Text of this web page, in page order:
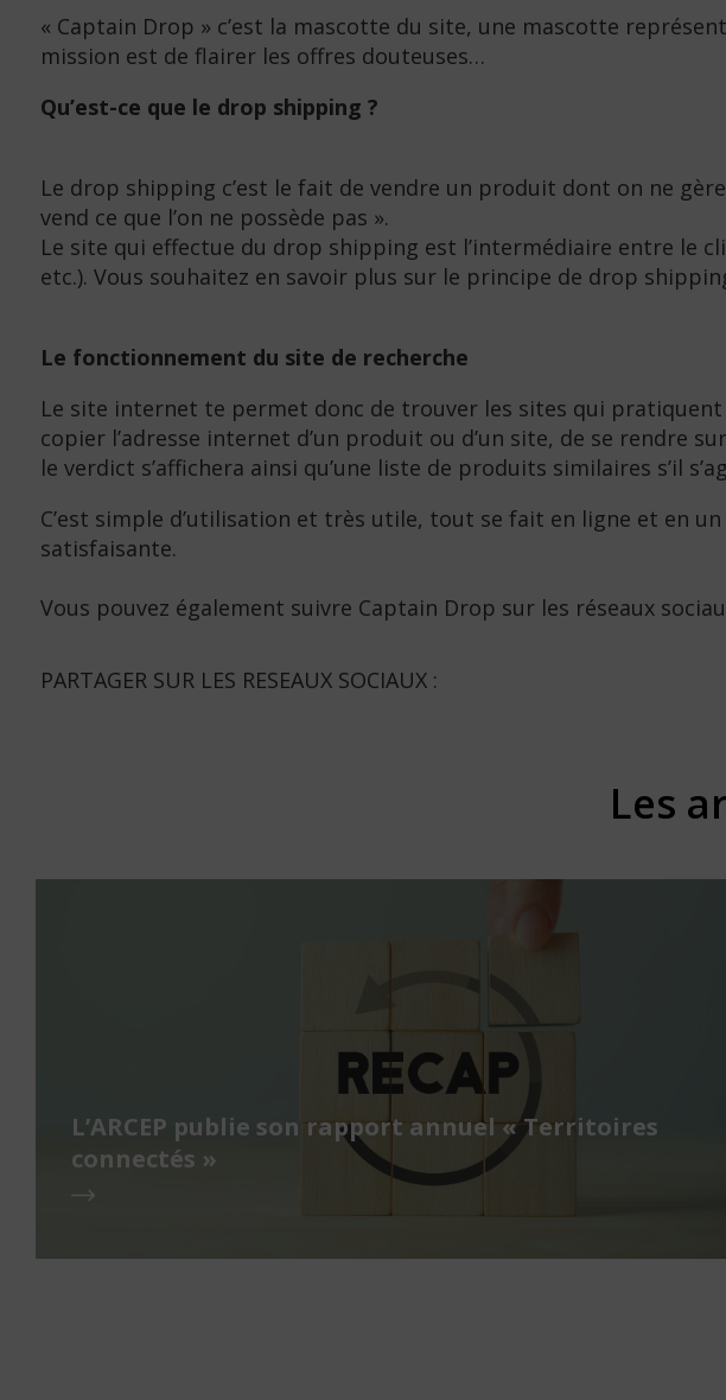
« Captain Drop » c’est la mascotte du site, une mascotte
mission est de flairer les offres douteuses…
Qu’est-ce que le drop shipping ?
Le drop shipping c’est le fait de vendre un produit dont on ne
vend ce que l’on ne possède pas ».
Le site qui effectue du drop shipping est l’intermédiaire entre le
etc.). Vous souhaitez en savoir plus sur le principe de drop
Le fonctionnement du site de recherche
Le site internet te permet donc de trouver les sites qui
copier l’adresse internet d’un produit ou d’un site, de se rendre sur
le verdict s’affichera ainsi qu’une liste de produits similaires s’il
C’est simple d’utilisation et très utile, tout se fait en ligne et en
satisfaisante.
Vous pouvez également suivre Captain Drop sur les réseaux
PARTAGER SUR LES RESEAUX SOCIAUX :
Les
L’ARCEP publie son rapport annuel « Territoires
connectés »